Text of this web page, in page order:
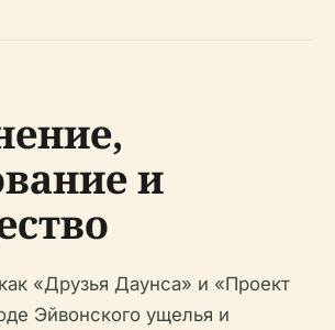
и
«Друзья Даунса» и «Проект
Эйвонского ущелья и